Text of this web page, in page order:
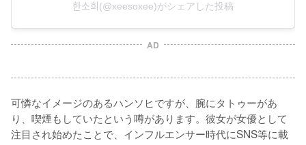
한소희(@xeesoxee)がシェアした投稿
AD
可憐なイメージのあるハンソヒですが、腕にタトゥーがあ
り、喫煙もしていたという噂があります。彼女が女優として
注目され始めたことで、インフルエンサー時代にSNS等に載